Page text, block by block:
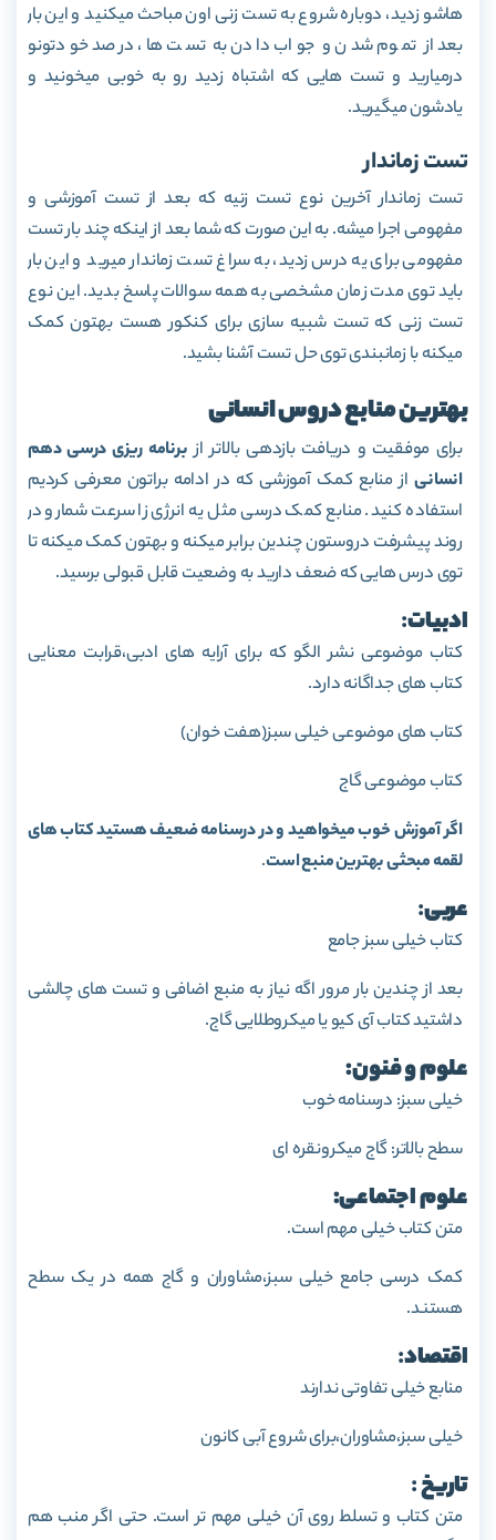
هاشو زدید، دوباره شروع به تست زنی اون مباحث میکنید و این بار
بعد از تموم شدن و جواب دادن به تست ها، درصد خودتونو
درمیارید و تست هایی که اشتباه زدید رو به خوبی میخونید و
یادشون میگیرید.
تست زماندار
تست زماندار آخرین نوع تست زنیه که بعد از تست آموزشی و
مفهومی اجرا میشه. به این صورت که شما بعد از اینکه چند بار تست
مفهومی برای یه درس زدید، به سراغ تست زماندار میرید و این بار
باید توی مدت زمان مشخصی به همه سوالات پاسخ بدید. این نوع
تست زنی که تست شبیه سازی برای کنکور هست بهتون کمک
میکنه با زمانبندی توی حل تست آشنا بشید.
بهترین منابع دروس انسانی
برای موفقیت و دریافت بازدهی بالاتر ازبرنامه ریزی درسی دهم
انسانیاز منابع کمک آموزشی که در ادامه براتون معرفی کردیم
استفاده کنید. منابع کمک درسی مثل یه انرژی زا سرعت شمارو در
روند پیشرفت دروستون چندین برابر میکنه و بهتون کمک میکنه تا
توی درس هایی که ضعف دارید به وضعیت قابل قبولی برسید.
ادبیات:
کتاب موضوعی نشر الگو که برای آرایه های ادبی،قرابت معنایی
کتاب های جداگانه دارد‌.
کتاب های موضوعی خیلی سبز(هفت خوان)
کتاب موضوعی گاج
اگر آموزش خوب میخواهید و در درسنامه ضعیف هستید کتاب های
لقمه مبحثی بهترین منبع است‌.
عربی:
کتاب خیلی سبز جامع
بعد از چندین بار مرور اگه نیاز به منبع اضافی و تست های چالشی
داشتید کتاب آی کیو یا میکروطلایی گاج.
علوم و فنون:
خیلی سبز: درسنامه خوب
سطح بالاتر: گاج میکرونقره ای
علوم اجتماعی:
متن کتاب خیلی مهم است.
کمک درسی جامع خیلی سبز،مشاوران و گاج همه در یک سطح
هستند.
اقتصاد:
منابع خیلی تفاوتی ندارند
خیلی سبز،مشاوران،برای شروع آبی کانون
تاریخ:
متن کتاب و تسلط روی آن خیلی مهم تر است. حتی اگر منب هم